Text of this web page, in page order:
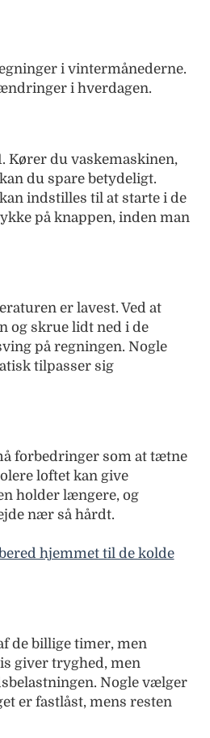
i vintermånederne.
i hverdagen.
Kører du vaskemaskinen,
du spare betydeligt.
indstilles til at starte i de
på knappen, inden man
er lavest. Ved at
og skrue lidt ned i de
på regningen. Nogle
tilpasser sig
forbedringer som at tætne
loftet kan give
holder længere, og
nær så hårdt.
hjemmet til de kolde
de billige timer, men
giver tryghed, men
Nogle vælger
er fastlåst, mens resten